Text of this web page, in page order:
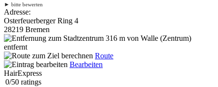
► bitte bewerten
Adresse:
Osterfeuerberger Ring 4
28219 Bremen
316 m von Walle (Zentrum)
entfernt
Route
Bearbeiten
HairExpress
0/50 ratings